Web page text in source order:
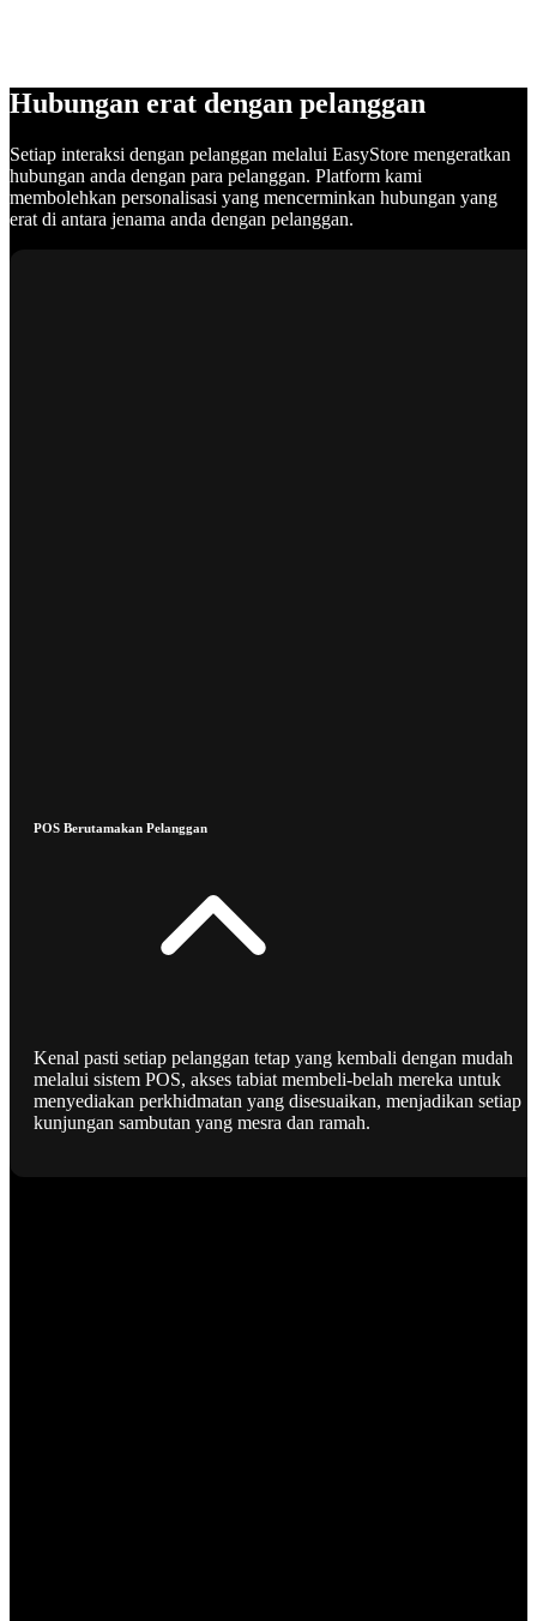
Hubungan erat dengan pelanggan
Setiap interaksi dengan pelanggan melalui EasyStore mengeratkan
hubungan anda dengan para pelanggan. Platform kami
membolehkan personalisasi yang mencerminkan hubungan yang
erat di antara jenama anda dengan pelanggan.
POS Berutamakan Pelanggan
Kenal pasti setiap pelanggan tetap yang kembali dengan mudah
melalui sistem POS, akses tabiat membeli-belah mereka untuk
menyediakan perkhidmatan yang disesuaikan, menjadikan setiap
kunjungan sambutan yang mesra dan ramah.